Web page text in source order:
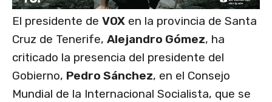
El presidente de VOX en la provincia de Santa
Cruz de Tenerife, Alejandro Gómez, ha
criticado la presencia del presidente del
Gobierno, Pedro Sánchez, en el Consejo
Mundial de la Internacional Socialista, que se